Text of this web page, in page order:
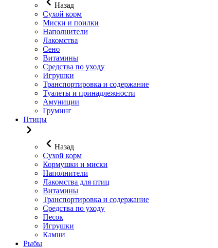
Назад
Сухой корм
Миски и поилки
Наполнители
Лакомства
Сено
Витамины
Средства по уходу
Игрушки
Транспортировка и содержание
Туалеты и принадлежности
Амуниции
Груминг
Птицы
Назад
Сухой корм
Кормушки и миски
Наполнители
Лакомства для птиц
Витамины
Транспортировка и содержание
Средства по уходу
Песок
Игрушки
Камни
Рыбы